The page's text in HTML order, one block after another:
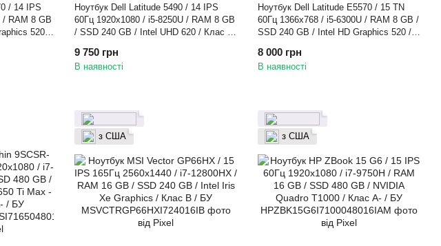
/ 14 IPS
/ RAM 8 GB
520 /
Ноутбук Dell Latitude 5490 / 14 IPS
60Гц 1920x1080 / i5-8250U / RAM 8 GB
/ SSD 240 GB / Intel UHD 620 / Клас B
9 750 грн
В наявності
Ноутбук Dell Latitude E5570 / 15 TN
60Гц 1366x768 / i5-6300U / RAM 8 GB /
SSD 240 GB / Intel HD Graphics 520 /
8 000 грн
В наявності
з США з США